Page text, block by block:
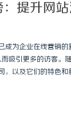
提升网
为企业在线营销
吸引更多的访客
以及它们的特色